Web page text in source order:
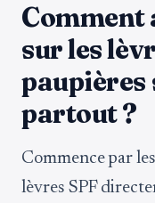
Comment
sur les
paupières
partout ?
Commence par
lèvres SPF